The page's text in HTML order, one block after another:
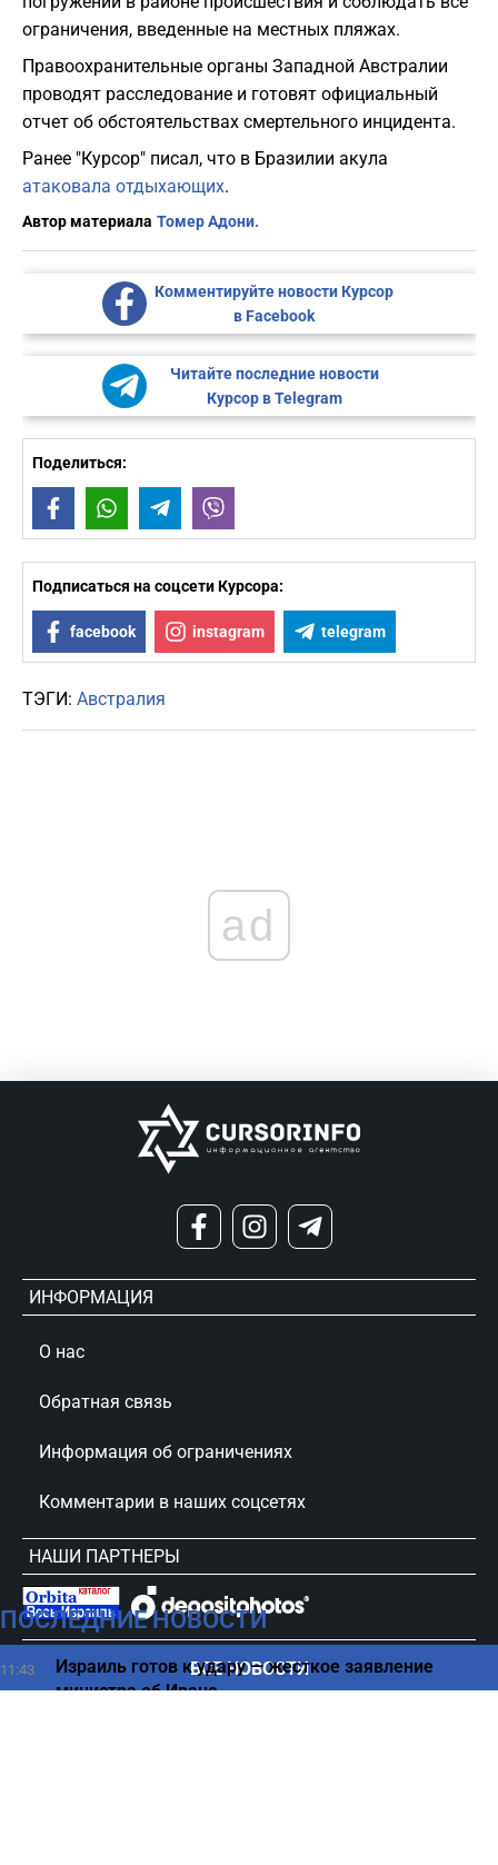
ограничения, введенные на местных пляжах.
Правоохранительные органы Западной Австралии
проводят расследование и готовят официальный
отчет об обстоятельствах смертельного инцидента.
Ранее "Курсор" писал, что в Бразилии акула
атаковала отдыхающих.
Автор материала Томер Адони.
Комментируйте новости Курсор
в Facebook
Читайте последние новости
Курсор в Telegram
Поделиться:
FacebookWhatsAppTelegram
Подписаться на соцсети Курсора:
facebook instagram telegram
ТЭГИ: Австралия
ПОСЛЕДНИЕ НОВОСТИ
11:43
Израиль готов к удару — жесткое заявление
министра об Иране
ВСЕ НОВОСТИ
ad
ИНФОРМАЦИЯ
О нас
Обратная связь
Информация об ограничениях
Комментарии в наших соцсетях
НАШИ ПАРТНЕРЫ
сursorinfo.co.il © Все права защищены